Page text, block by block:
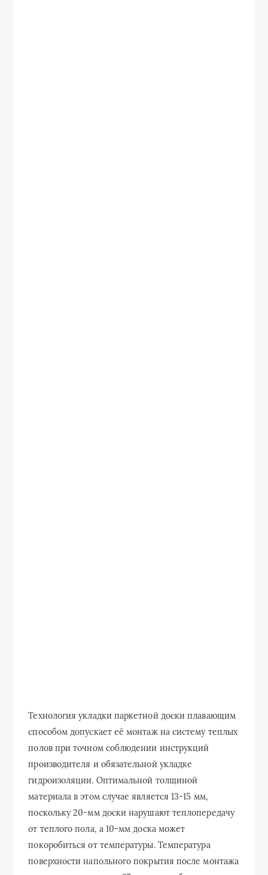
Технология укладки паркетной доски плавающим
способом допускает её монтаж на систему теплых
полов при точном соблюдении инструкций
производителя и обязательной укладке
гидроизоляции. Оптимальной толщиной
материала в этом случае является 13-15 мм,
поскольку 20-мм доски нарушают теплопередачу
от теплого пола, а 10-мм доска может
покоробиться от температуры. Температура
поверхности напольного покрытия после монтажа